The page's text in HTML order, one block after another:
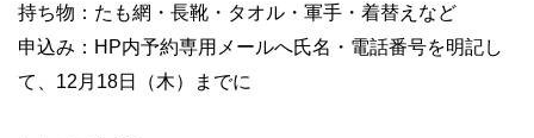
持ち物：たも網・長靴・タオル・軍手・着替えなど
申込み：HP内予約専用メールへ氏名・電話番号を明記し
て、12月18日（木）までに